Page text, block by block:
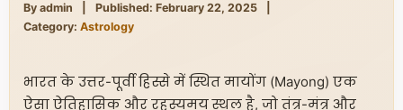
By admin Published: February 22, 2025
Category: Astrology
भारत के उत्तर-पूर्वी हिस्से में स्थित मायोंग (Mayong) एक
ऐसा ऐतिहासिक और रहस्यमय स्थल है, जो तंत्र-मंत्र और